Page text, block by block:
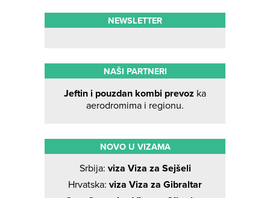
NEWSLETTER
NAŠI PARTNERI
Jeftin i pouzdan kombi prevoz ka
aerodromima i regionu.
NOVO U VIZAMA
Srbija: viza Viza za Sejšeli
Hrvatska: viza Viza za Gibraltar